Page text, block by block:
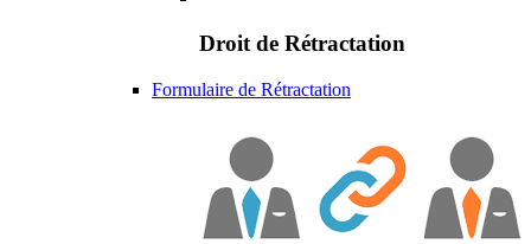
Droit de Rétractation
Formulaire de Rétractation